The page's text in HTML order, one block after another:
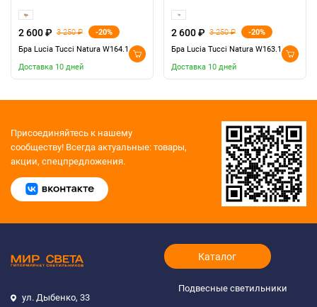
2 600 ₽ 3 250 ₽
-20%
Бра Lucia Tucci Natura W164.1
Доставка 10 дней
2 600 ₽ 3 250 ₽
-20%
Бра Lucia Tucci Natura W163.1
Доставка 10 дней
Присоединяйтесь к нашему
сообществу! Всегда актуальные: товары,
акции, спецпредложения.
ул. Дыбенко, 33
Каталог
Подвесные светильники